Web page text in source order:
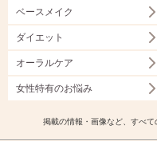
ベースメイク
ダイエット
オーラルケア
女性特有のお悩み
掲載の情報・画像など、すべて